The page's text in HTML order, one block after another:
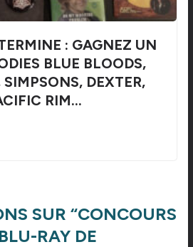
: GAGNEZ UN
BLUE BLOODS,
DEXTER,
RIM…
SUR “CONCOURS
RAY DE